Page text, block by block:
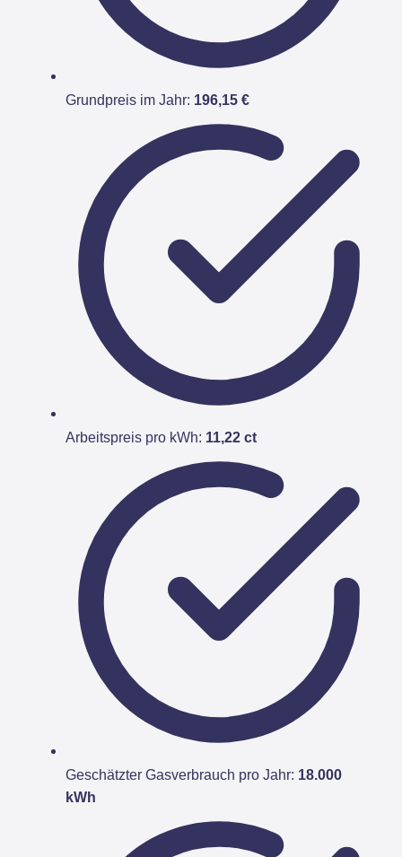
Grundpreis im Jahr: 196,15 €
Arbeitspreis pro kWh: 11,22 ct
Geschätzter Gasverbrauch pro Jahr: 18.000
kWh